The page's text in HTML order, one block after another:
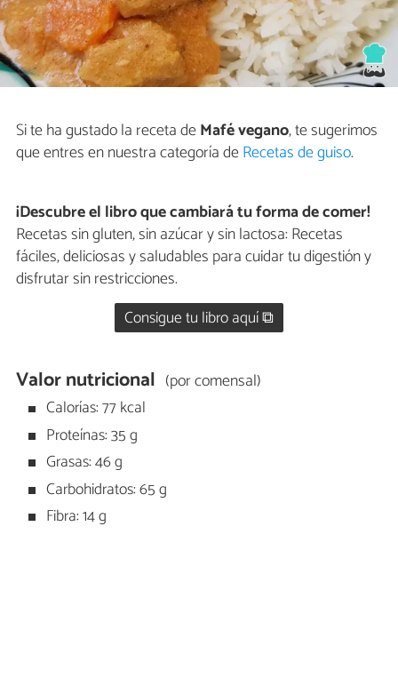
Si te ha gustado la receta deMafé vegano, te sugerimos
que entres en nuestra categoría deRecetas de guiso.
¡Descubre el libro que cambiará tu forma de comer!
Recetas sin gluten, sin azúcar y sin lactosa: Recetas
fáciles, deliciosas y saludables para cuidar tu digestión y
disfrutar sin restricciones.
Consigue tu libro aquí ⧉
Valor nutricional (por comensal)
Calorías: 77 kcal
Proteínas: 35 g
Grasas: 46 g
Carbohidratos: 65 g
Fibra: 14 g